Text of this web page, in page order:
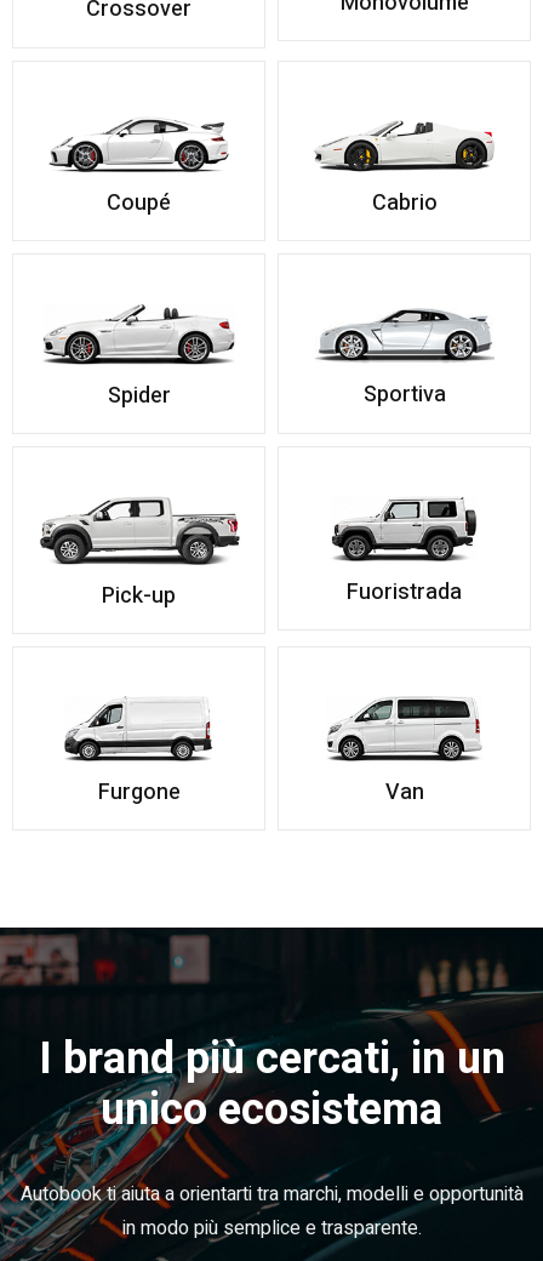
Crossover
Coupé Cabrio
Spider Sportiva
Pick-up Fuoristrada
Furgone Van
I brand più cercati, in un
unico ecosistema
Autobook ti aiuta a orientarti tra marchi, modelli e opportunità
in modo più semplice e trasparente.